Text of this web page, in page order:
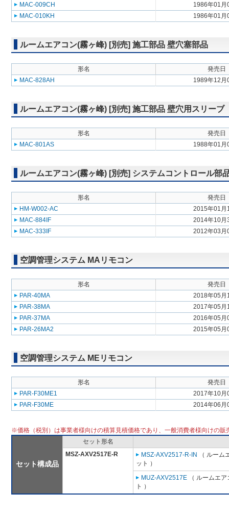
MAC-009CH
1986年01月
MAC-010KH
1986年01月
ルームエアコン(霧ヶ峰) [別売] 施工部品 壁穴塞部品
形名
発売日
MAC-828AH
1989年12月
ルームエアコン(霧ヶ峰) [別売] 施工部品 壁穴用スリーブ
形名
発売日
MAC-801AS
1988年01月
ルームエアコン(霧ヶ峰) [別売] システムコントロール部
形名
発売日
HM-W002-AC
2015年01月
MAC-884IF
2014年10月
MAC-333IF
2012年03月
空調管理システム MAリモコン
形名
発売日
PAR-40MA
2018年05月
PAR-38MA
2017年05月
PAR-37MA
2016年05月
PAR-26MA2
2015年05月
空調管理システム MEリモコン
形名
発売日
PAR-F30ME1
2017年10月
PAR-F30ME
2014年06月
※価格（税別）は事業者様向けの積算見積価格であり、一般消費者様向けの販
セット構成品
セット形名
MSZ-AXV2517E-R
MSZ-AXV2517-R-IN
（ ルーム
ット ）
MUZ-AXV2517E （ ルームエ
ト ）